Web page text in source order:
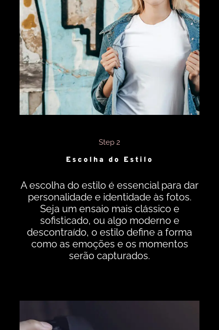
Step 2
Escolha do Estilo
A escolha do estilo é essencial para dar
personalidade e identidade às fotos.
Seja um ensaio mais clássico e
sofisticado, ou algo moderno e
descontraído, o estilo define a forma
como as emoções e os momentos
serão capturados.